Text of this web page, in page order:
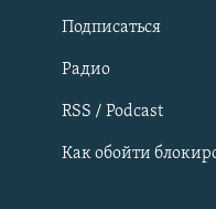
ПРИСОЕДИНЯЙТЕСЬ!
Подписаться
Радио
RSS / Podcast
Как обойти